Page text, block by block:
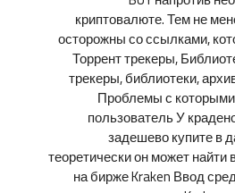
криптовалюте. Тем не
осторожны со ссылками,
Торрент трекеры,
трекеры, библиотеки,
Проблемы с
пользователь У
задешево купите в
теоретически он может
на бирже Kraken Ввод